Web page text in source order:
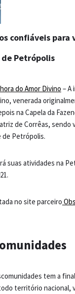
confiáveis para
Petrópolis
do Amor Divino – A
venerada
na Capela da
de Corrêas, sendo
de Petrópolis.
suas atividades na
no site parceiro
tem a
território nacional,